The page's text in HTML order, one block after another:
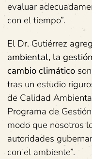
evaluar
con el tiempo”.
El Dr. Gutiérrez
ambiental, la
cambio climático
tras un estudio
de Calidad
Programa de
modo que nosotros
autoridades
con el ambiente”.